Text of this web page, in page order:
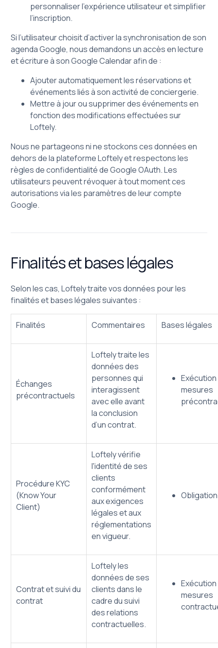
personnaliser l’expérience utilisateur et simplifier
l’inscription.
Si l’utilisateur choisit d’activer la synchronisation de son
agenda Google, nous demandons un accès en lecture
et écriture à son Google Calendar afin de :
Ajouter automatiquement les réservations et
événements liés à son activité de conciergerie.
Mettre à jour ou supprimer des événements en
fonction des modifications effectuées sur
Loftely.
Nous ne partageons ni ne stockons ces données en
dehors de la plateforme Loftely et respectons les
règles de confidentialité de Google OAuth. Les
utilisateurs peuvent révoquer à tout moment ces
autorisations via les paramètres de leur compte
Google.
Finalités et bases légales
Selon les cas, Loftely traite vos données pour les
finalités et bases légales suivantes :
Finalités Commentaires Bases légales
Échanges
précontractuels
Loftely traite les
données des
personnes qui
interagissent
avec elle avant
la conclusion
d’un contrat.
mesures
Procédure KYC
(Know Your
Client)
Loftely vérifie
l'identité de ses
clients
conformément
aux exigences
légales et aux
réglementations
en vigueur.
Contrat et suivi du
contrat
Loftely les
données de ses
clients dans le
cadre du suivi
des relations
contractuelles.
mesures